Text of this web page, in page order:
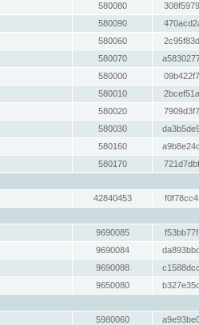
580080
580090
580060
580070
580000
580010
580020
580030
580160
580170
42840453
9690085
9690084
9690088
9650080
5980060